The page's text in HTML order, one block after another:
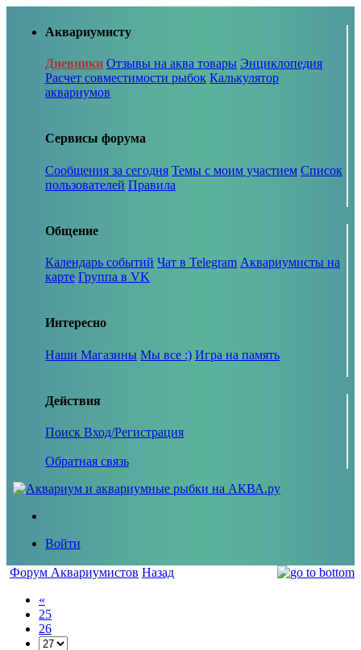
Аквариумисту
Дневники Отзывы на аква товары Энциклопедия
Расчет совместимости рыбок Калькулятор
аквариумов
Сервисы форума
Сообщения за сегодня Темы с моим участием Список
пользователей Правила
Общение
Календарь событий Чат в Telegram Аквариумисты на
карте Группа в VK
Интересно
Наши Магазины Мы все :) Игра на память
Действия
Поиск Вход/Регистрация
Обратная связь
Войти
Форум Аквариумистов Назад
«
25
26